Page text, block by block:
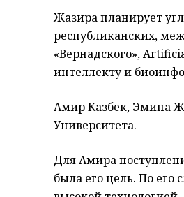
Жазира планирует
республиканских,
«Вернадского»,
интеллекту и
Амир Казбек, Эмина
Университета.
Для Амира
была его цель. По его